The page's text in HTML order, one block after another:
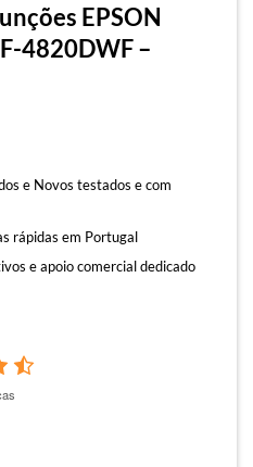
EPSON
4820DWF –
e Novos testados e com
rápidas em Portugal
e apoio comercial dedicado